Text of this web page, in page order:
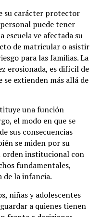
su carácter protector
puede tener
escuela ve afectada su
de matricular o asistir
para las familias. La
erosionada, es difícil de
extienden más allá de
una función
el modo en que se
sus consecuencias
se miden por su
orden institucional con
fundamentales,
de la infancia.
niñas y adolescentes
a quienes tienen